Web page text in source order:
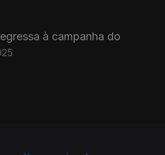
à campanha do